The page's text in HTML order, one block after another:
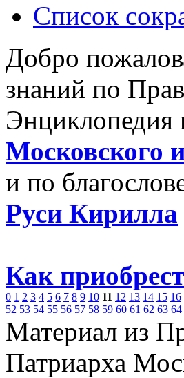
Список
Добро
знаний по
Энциклопедия
Московского
и по
Руси Кирилла
Как
0 1 2 3 4 5 6 7 8 9 10 11 12 13 14 15 16
52 53 54 55 56 57 58 59 60 61 62 63 64
Материал из
Патриарха